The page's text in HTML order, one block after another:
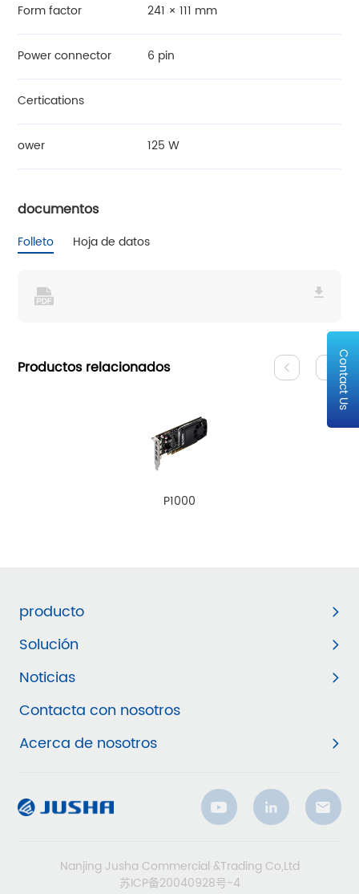
Form factor 241 × 111 mm
Power connector 6 pin
Certications
ower 125 W
documentos
Folleto Hoja de datos
Productos relacionados
P1000
Contact Us
producto
Solución
Noticias
Contacta con nosotros
Acerca de nosotros
Nanjing Jusha Commercial &Trading Co,Ltd
苏ICP备20040928号-4